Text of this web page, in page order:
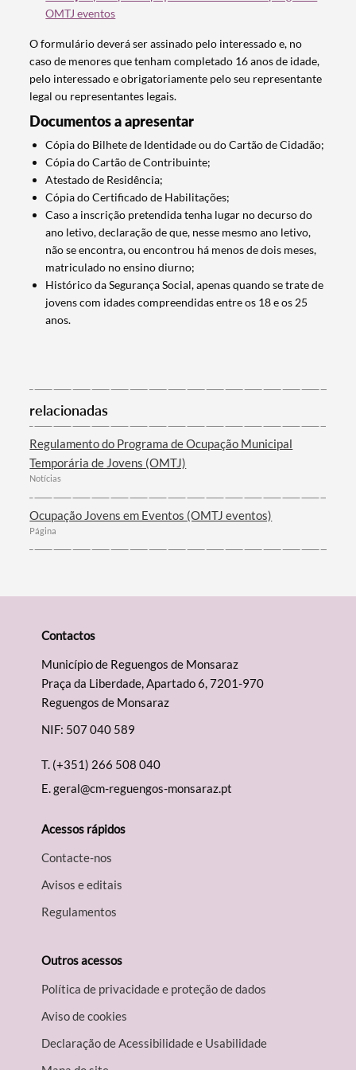
Categorias gerais
Filtros
OMTJ eventos
O formulário deverá ser assinado pelo interessado e, no
caso de menores que tenham completado 16 anos de idade,
pelo interessado e obrigatoriamente pelo seu representante
legal ou representantes legais.
Documentos a apresentar
Cópia do Bilhete de Identidade ou do Cartão de Cidadão;
Cópia do Cartão de Contribuinte;
Atestado de Residência;
Cópia do Certificado de Habilitações;
Caso a inscrição pretendida tenha lugar no decurso do
ano letivo, declaração de que, nesse mesmo ano letivo,
não se encontra, ou encontrou há menos de dois meses,
matriculado no ensino diurno;
Histórico da Segurança Social, apenas quando se trate de
jovens com idades compreendidas entre os 18 e os 25
anos.
relacionadas
Regulamento do Programa de Ocupação Municipal
Temporária de Jovens (OMTJ)
Notícias
Ocupação Jovens em Eventos (OMTJ eventos)
Página
Contactos
Município de Reguengos de Monsaraz
Praça da Liberdade, Apartado 6, 7201-970
Reguengos de Monsaraz
NIF: 507 040 589
T. (+351) 266 508 040
E.geral@cm-reguengos-monsaraz.pt
Acessos rápidos
Contacte-nos
Avisos e editais
Regulamentos
Outros acessos
Política de privacidade e proteção de dados
Aviso de cookies
Declaração de Acessibilidade e Usabilidade